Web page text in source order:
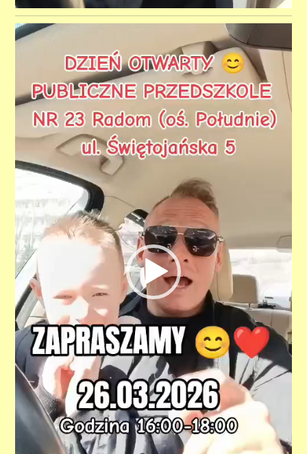
Odtwarzacz
video